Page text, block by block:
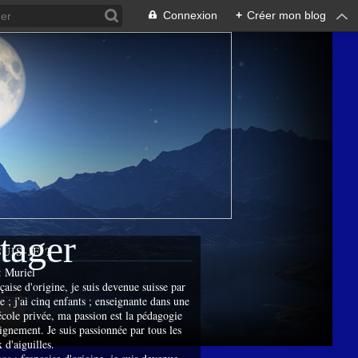
Connexion + Créer mon blog
JE ?
Muriel